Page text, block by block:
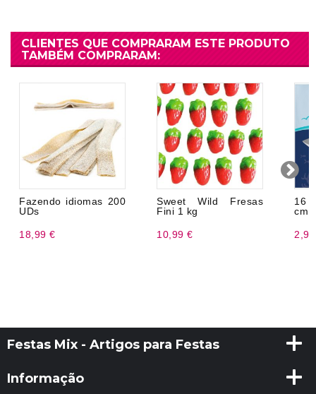
CLIENTES QUE COMPRARAM ESTE PRODUTO
TAMBÉM COMPRARAM:
Fazendo idiomas 200
UDs
18,99 €
Sweet Wild Fresas
Fini 1 kg
10,99 €
16
cm
Festas Mix - Artigos para Festas
Informação